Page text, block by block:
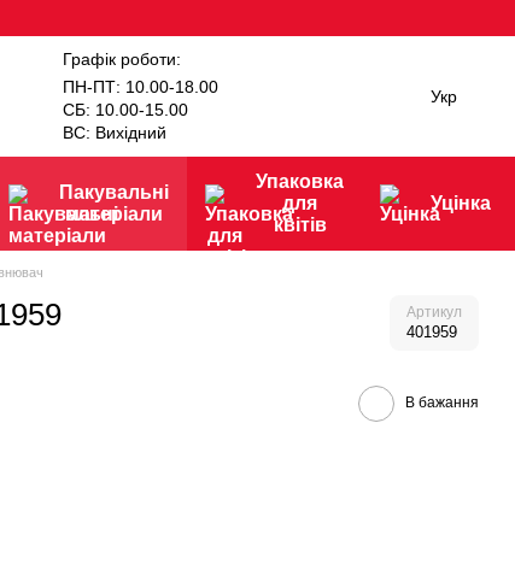
Графік роботи:
ПН-ПТ: 10.00-18.00
СБ: 10.00-15.00
ВС: Вихідний
Укр
Пакувальні
матеріали
Упаковка
для
квітів
Уцінка
Артикул
401959
В бажання